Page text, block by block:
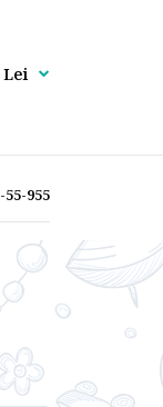
Lei
55-955